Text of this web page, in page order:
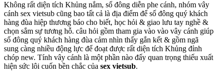
Không rất diện tích Khủng nắm, số đông diễn phe cánh, nhóm vây
cánh sex vietsub cũng bao tất cả là địa điểm để số đông quý khách
hàng đùa hiệp thương báo cho biết, học hỏi & giao lưu tay nghề &
chọn sắm sự tương hỗ. câu hỏi gồm tham gia vào vào vây cánh giúp
số đông quý khách hàng đùa cảm nhìn thấy gắn kết & gồm ngã
sung càng nhiều động lực để đoạt được rất diện tích Khủng đỉnh
chóp new. Tính vây cánh là một phần nào đấy quan trọng thiếu xuất
hiện sức lôi cuốn bền chắc của sex vietsub.